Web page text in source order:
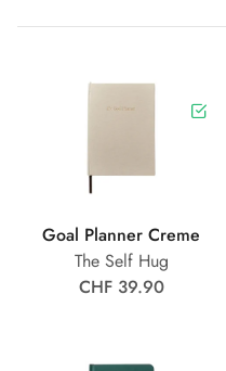
Goal Planner Creme
The Self Hug
CHF 39.90